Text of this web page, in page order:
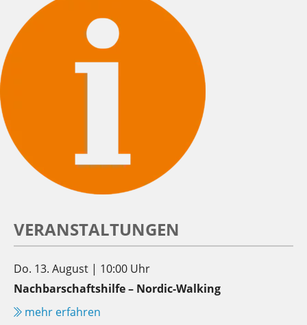
VERANSTALTUNGEN
Do. 13. August | 10:00 Uhr
Nachbarschaftshilfe – Nordic-Walking
mehr erfahren